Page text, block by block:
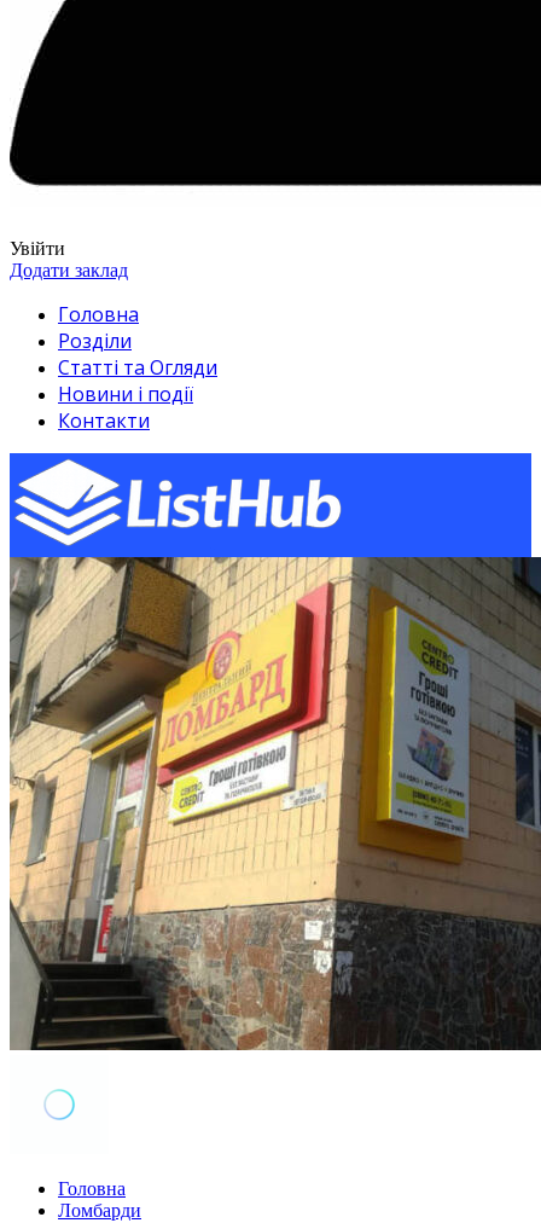
Увійти
Додати заклад
Головна
Розділи
Статті та Огляди
Новини і події
Контакти
Головна
Ломбарди